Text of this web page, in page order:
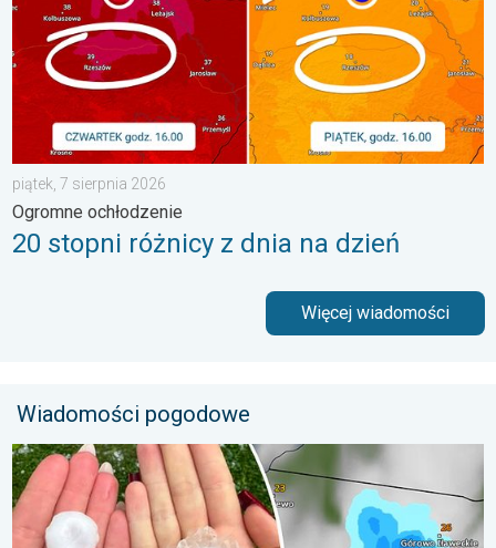
piątek, 7 sierpnia 2026
Ogromne ochłodzenie
20 stopni różnicy z dnia na dzień
Więcej wiadomości
Wiadomości pogodowe
Ogromny grad na Mazurach. Do 7 cm średnicy. . . piątek, 7